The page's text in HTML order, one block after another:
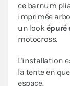
ce barnum
imprimée
un looképuré
motocross.
L'installation
la tente en
espace.